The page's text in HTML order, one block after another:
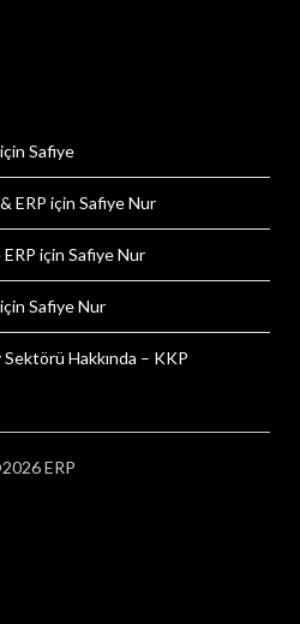
için Safiye
ERP için Safiye Nur
için Safiye Nur
için Safiye Nur
Hakkında – KKP
ERP